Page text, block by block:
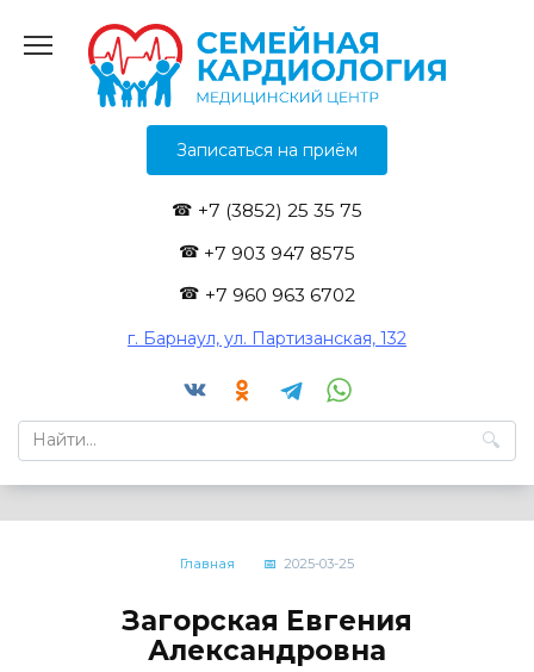
содержанию
Записаться на приём
+7 (3852) 25 35 75
+7 903 947 8575
+7 960 963 6702
г. Барнаул, ул. Партизанская, 132
Search
for:
Главная 2025-03-25
Загорская Евгения
Александровна